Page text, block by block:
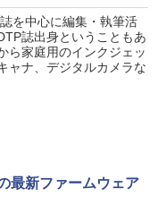
を中心に編集・執筆活
誌出身ということもあ
ら家庭用のインクジェッ
ャナ、デジタルカメラな
最新ファームウェア